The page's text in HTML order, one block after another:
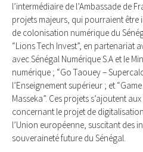
l’intermédiaire de l’Ambassade de
projets majeurs, qui pourraient être
de colonisation numérique du
“Lions Tech Invest”, en partenariat
avec Sénégal Numérique S.A et le
numérique ; “Go Taouey –
l’Enseignement supérieur ; et
Masseka”. Ces projets s’ajoutent
concernant le projet de
l’Union européenne, suscitant des
souveraineté future du Sénégal.